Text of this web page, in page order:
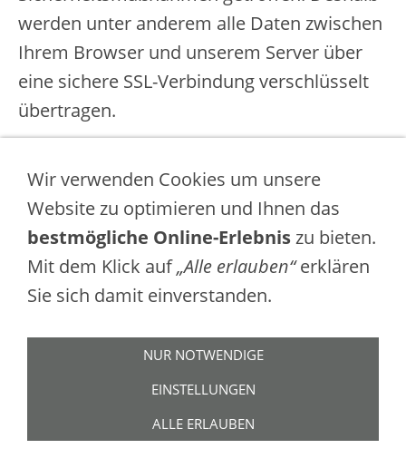
werden unter anderem alle Daten zwischen
Ihrem Browser und unserem Server über
eine sichere SSL-Verbindung verschlüsselt
übertragen.
Stand 1.02.2022
Impressum
Cookie Hinweis
Dies ist die Website des virtuellen
Wir verwenden Cookies um unsere
Website zu optimieren und Ihnen das
bestmögliche Online-Erlebniszu bieten.
Mit dem Klick auf„Alle erlauben“erklären
Sie sich damit einverstanden.
NUR NOTWENDIGE
EINSTELLUNGEN
ALLE ERLAUBEN